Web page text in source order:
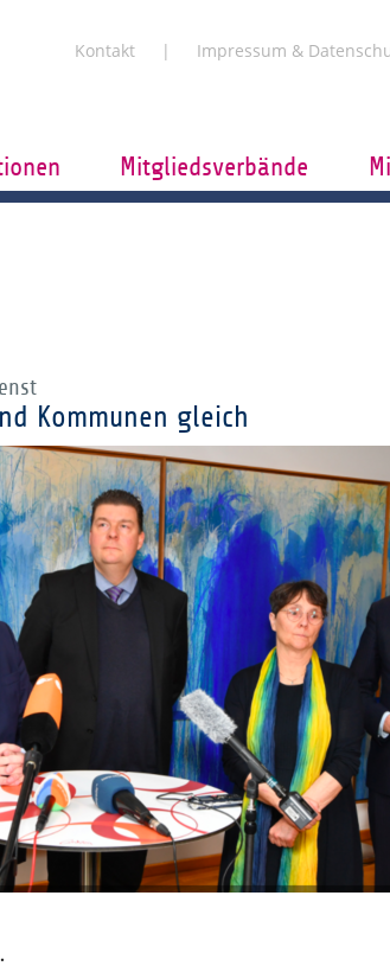
Kontakt Impressum &
Mitgliedsverbände
Kommunen gleich